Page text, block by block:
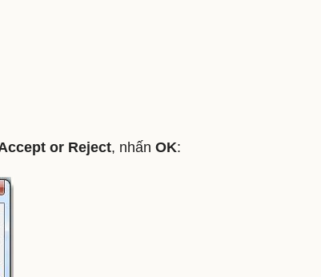
or Reject, nhấn OK: